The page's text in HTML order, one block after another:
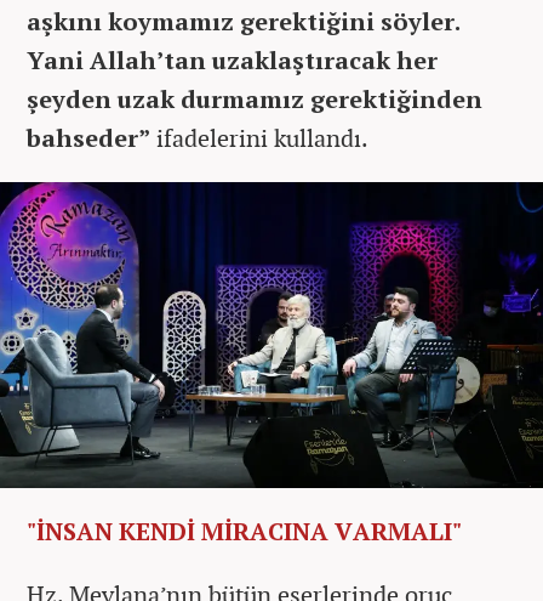
aşkını koymamız gerektiğini söyler.
Yani Allah’tan uzaklaştıracak her
şeyden uzak durmamız gerektiğinden
bahseder” ifadelerini kullandı.
"İNSAN KENDİ MİRACINA VARMALI"
Hz. Mevlana’nın bütün eserlerinde oruç